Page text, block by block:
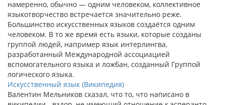
намеренно, обычно — одним человеком, коллективное
языкотворчество встречается значительно реже.
Большинство искусственных языков создаётся одним
человеком. В то же время есть языки, которые созданы
группой людей, например язык интерлингва,
разработанный Международной ассоциацией
вспомогательного языка и ложбан, созданный Группой
логического языка.
Искусственный язык (Википедия)
Валентин Мельников сказал, что то, что написано в